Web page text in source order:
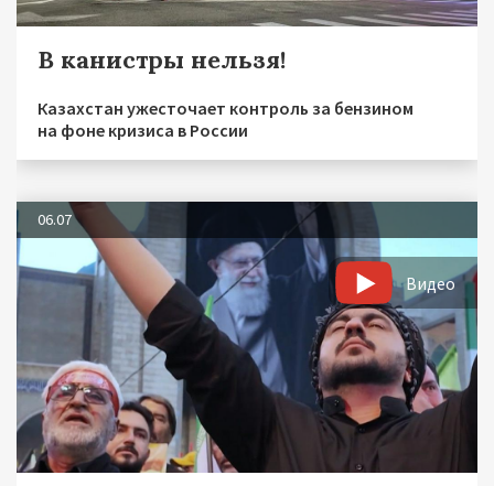
В канистры нельзя!
Казахстан ужесточает контроль за бензином
на фоне кризиса в России
06.07
Видео